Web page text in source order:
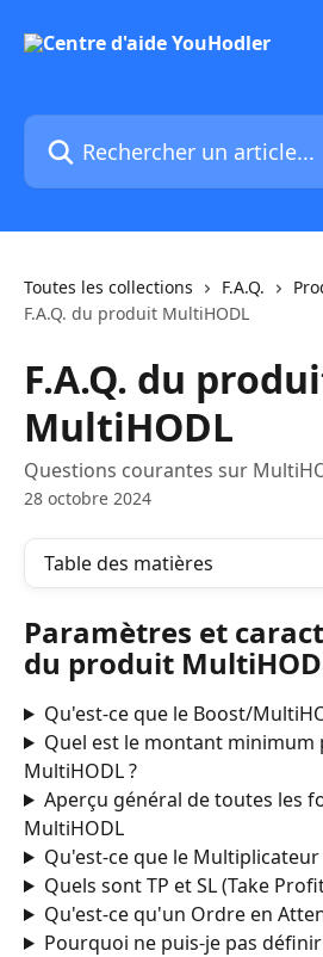
Rechercher un article...
Toutes les collections F.A.Q.
F.A.Q. du produit MultiHODL
F.A.Q. du
MultiHODL
Questions courantes sur
28 octobre 2024
Table des matières
Paramètres et
du produit
Qu'est-ce que le Boost/
Quel est le montant
MultiHODL ?
Aperçu général de toutes les
MultiHODL
Qu'est-ce que le Multiplicateur
Quels sont TP et SL (Take
Qu'est-ce qu'un Ordre en
Pourquoi ne puis-je pas définir